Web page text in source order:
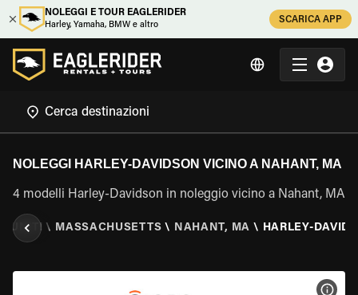
NOLEGGI E TOUR EAGLERIDER
Harley, Yamaha, BMW e altro
SCARICA APP
NOLEGGI HARLEY-DAVIDSON VICINO A NAHANT, MA
4 modelli Harley-Davidson in noleggio vicino a Nahant, MA
UNITI \ MASSACHUSETTS \ NAHANT, MA \ HARLEY-